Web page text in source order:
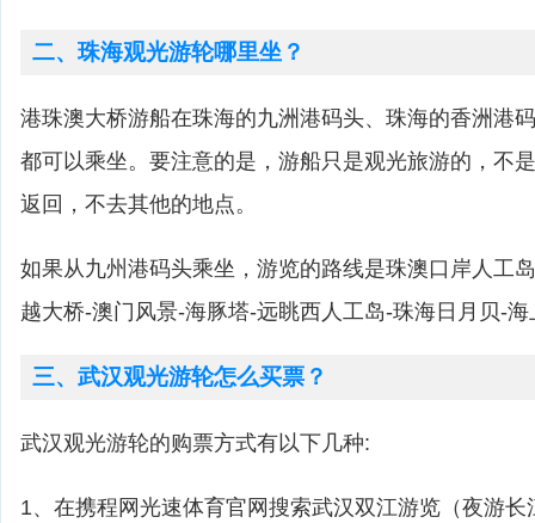
二、珠海观光游轮哪里坐？
港珠澳大桥游船在珠海的九洲港码头、珠海的香洲港
都可以乘坐。要注意的是，游船只是观光旅游的，不
返回，不去其他的地点。
如果从九州港码头乘坐，游览的路线是珠澳口岸人工
越大桥-澳门风景-海豚塔-远眺西人工岛-珠海日月贝-
三、武汉观光游轮怎么买票？
武汉观光游轮的购票方式有以下几种:
1、在携程网光速体育官网搜索武汉双江游览（夜游长